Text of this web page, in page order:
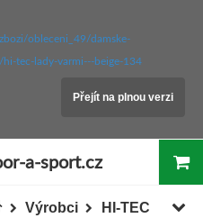
obleceni_49/damske-
tec-lady-varmi---beige-134
Přejít na plnou verzi
a-sport.cz
HI-TEC
Výrobci